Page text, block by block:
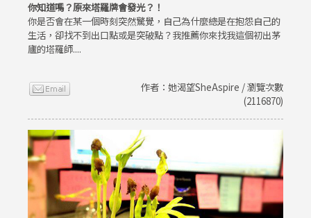
你知道嗎？原來塔羅牌會發光？！
你是否會在某一個時刻突然驚覺，自己為什麼總是在抱怨自己的
生活，卻找不到出口點或是突破點？我推薦你來找我這個初出茅
廬的塔羅師....
作者：她渴望SheAspire / 瀏覽次數
(2116870)